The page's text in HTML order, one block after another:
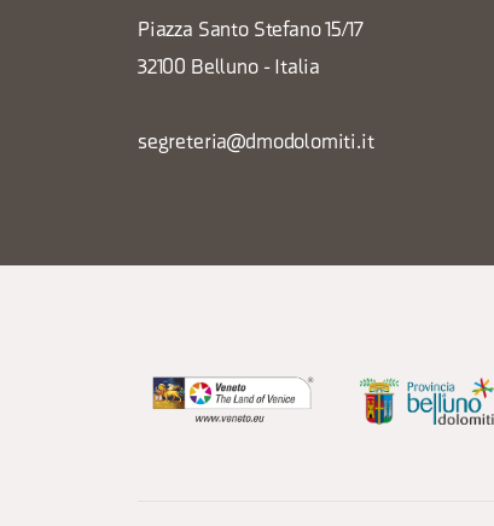
Piazza Santo Stefano 15/17
32100 Belluno - Italia
segreteria@dmodolomiti.it